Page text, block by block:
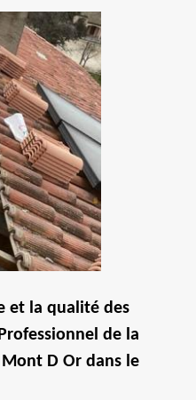
et la qualité des
de la
D Or dans le